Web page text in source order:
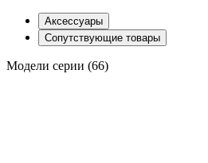
Аксессуары
Сопутствующие товары
Модели серии (66)